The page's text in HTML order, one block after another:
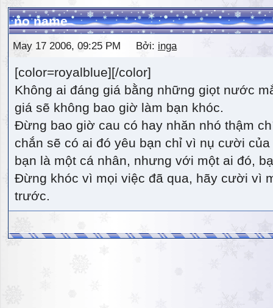
no name
May 17 2006, 09:25 PM Bởi: inga
[color=royalblue][/color]
Không ai đáng giá bằng những giọt nước
giá sẽ không bao giờ làm bạn khóc.
Đừng bao giờ cau có hay nhăn nhó thậm
chắn sẽ có ai đó yêu bạn chỉ vì nụ cười
bạn là một cá nhân, nhưng với một ai đó,
Đừng khóc vì mọi việc đã qua, hãy cười vì
trước.